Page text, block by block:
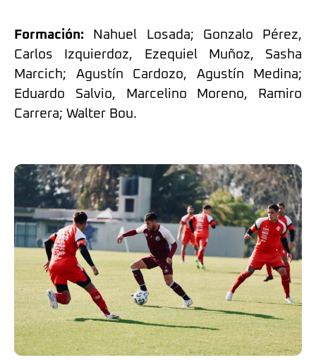
Formación: Nahuel Losada; Gonzalo Pérez,
Carlos Izquierdoz, Ezequiel Muñoz, Sasha
Marcich; Agustín Cardozo, Agustín Medina;
Eduardo Salvio, Marcelino Moreno, Ramiro
Carrera; Walter Bou.